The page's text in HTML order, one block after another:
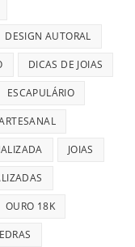
DESIGN AUTORAL
DICAS DE JOIAS
ESCAPULÁRIO
JOIAS
OURO 18K